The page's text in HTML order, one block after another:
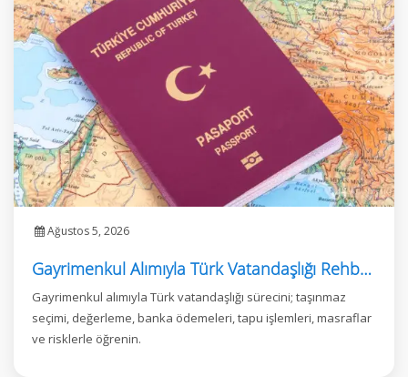
Ağustos 5, 2026
Gayrimenkul Alımıyla Türk Vatandaşlığı Rehberi
Gayrimenkul alımıyla Türk vatandaşlığı sürecini; taşınmaz
seçimi, değerleme, banka ödemeleri, tapu işlemleri, masraflar
ve risklerle öğrenin.